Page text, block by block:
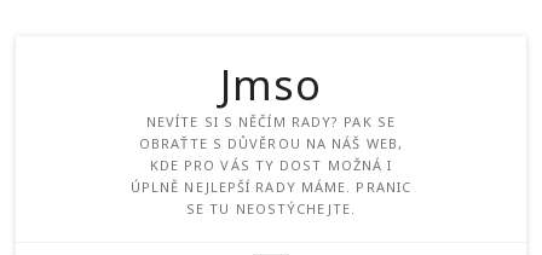
Jmso
NEVÍTE SI S NĚČÍM RADY? PAK SE
OBRAŤTE S DŮVĚROU NA NÁŠ WEB,
KDE PRO VÁS TY DOST MOŽNÁ I
ÚPLNĚ NEJLEPŠÍ RADY MÁME. PRANIC
SE TU NEOSTÝCHEJTE.